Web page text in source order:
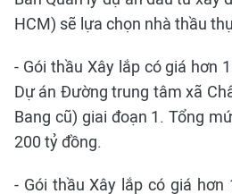
HCM) sẽ lựa chọn nhà thầu
- Gói thầu Xây lắp có giá hơn
Dự án Đường trung tâm xã
Bang cũ) giai đoạn 1. Tổng
200 tỷ đồng.
- Gói thầu Xây lắp có giá hơn